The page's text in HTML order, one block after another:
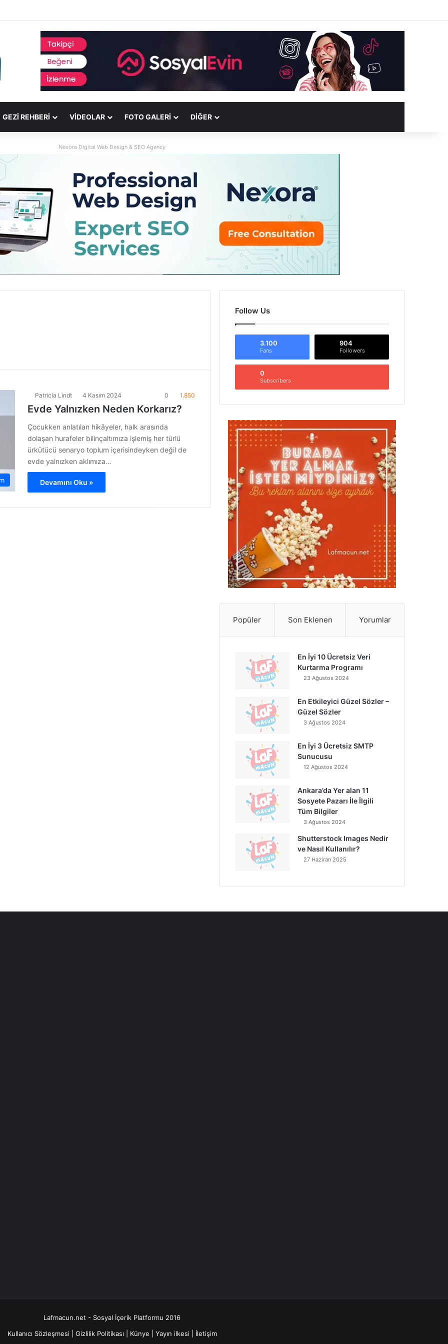
GEZI REHBERI VIDEOLAR FOTO GALERI DİĞER
Nexora Digital Web Design & SEO Agency
Patricia Lindt 4 Kasım 2024 0 1.850
Evde Yalnızken Neden Korkarız?
Çocukken anlatılan hikâyeler, halk arasında
dolaşan hurafeler bilinçaltımıza işlemiş her türlü
ürkütücü senaryo toplum içerisindeyken değil de
evde yalnızken aklımıza…
Devamını Oku »
Follow Us
3.100
Fans
904
Followers
0
Subscribers
Popüler Son Eklenen Yorumlar
En İyi 10 Ücretsiz Veri
Kurtarma Programı
23 Ağustos 2024
En Etkileyici Güzel Sözler –
Güzel Sözler
3 Ağustos 2024
En İyi 3 Ücretsiz SMTP
Sunucusu
12 Ağustos 2024
Ankara’da Yer alan 11
Sosyete Pazarı İle İlgili
Tüm Bilgiler
3 Ağustos 2024
Shutterstock Images Nedir
ve Nasıl Kullanılır?
27 Haziran 2025
Lafmacun.net - Sosyal İçerik Platformu 2016
Kullanıcı Sözleşmesi| Gizlilik Politikası Künye Yayın ilkesi| İletişim